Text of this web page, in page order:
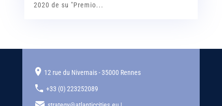
2020 de su "Premio...
12 rue du Nivernais - 35000 Rennes
+33 (0) 223252089